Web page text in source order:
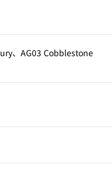
、AG03 Cobblestone